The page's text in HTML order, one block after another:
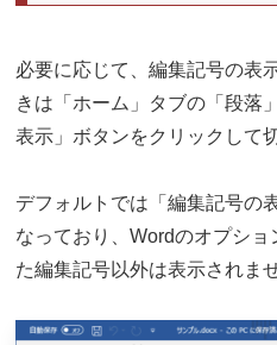
必要に応じて、編集記号の表
きは「ホーム」タブの「段落
表示」ボタンをクリックして
デフォルトでは「編集記号の
なっており、Wordのオプシ
た編集記号以外は表示されませ